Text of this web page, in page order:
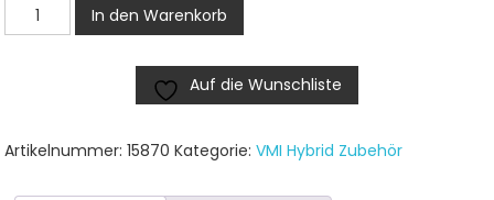
Hybrid
In den Warenkorb
Auf die Wunschliste
Artikelnummer:15870 Kategorie:VMI Hybrid Zubehör